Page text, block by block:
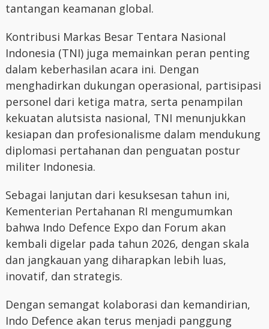
tantangan keamanan global.
Kontribusi Markas Besar Tentara Nasional
Indonesia (TNI) juga memainkan peran penting
dalam keberhasilan acara ini. Dengan
menghadirkan dukungan operasional, partisipasi
personel dari ketiga matra, serta penampilan
kekuatan alutsista nasional, TNI menunjukkan
kesiapan dan profesionalisme dalam mendukung
diplomasi pertahanan dan penguatan postur
militer Indonesia.
Sebagai lanjutan dari kesuksesan tahun ini,
Kementerian Pertahanan RI mengumumkan
bahwa Indo Defence Expo dan Forum akan
kembali digelar pada tahun 2026, dengan skala
dan jangkauan yang diharapkan lebih luas,
inovatif, dan strategis.
Dengan semangat kolaborasi dan kemandirian,
Indo Defence akan terus menjadi panggung